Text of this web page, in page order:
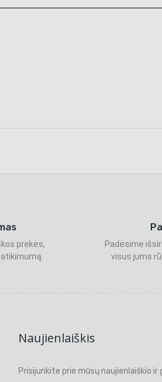
prekės,
Padėsime
visus jums
Naujienlaiškis
Prisijunkite prie mūsų naujienlaiškio ir